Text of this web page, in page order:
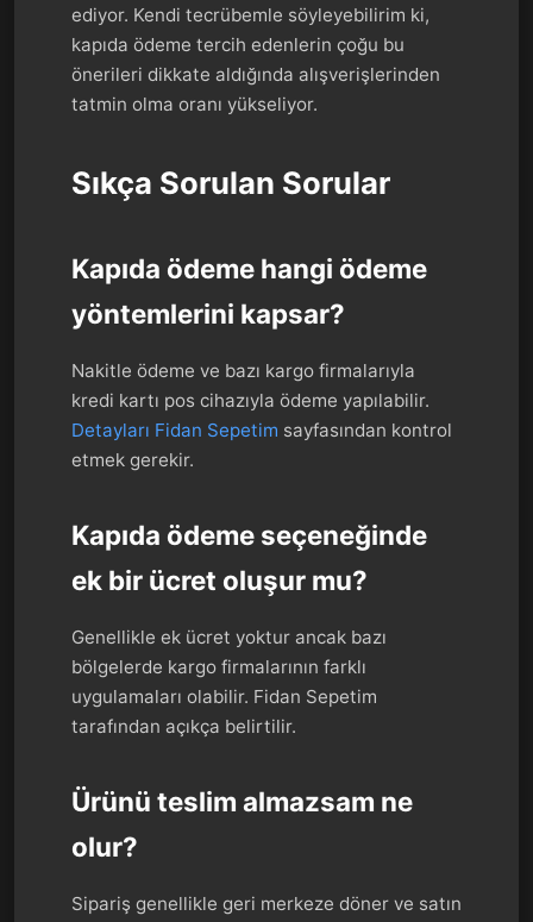
ediyor. Kendi tecrübemle söyleyebilirim ki,
kapıda ödeme tercih edenlerin çoğu bu
önerileri dikkate aldığında alışverişlerinden
tatmin olma oranı yükseliyor.
Sıkça Sorulan Sorular
Kapıda ödeme hangi ödeme
yöntemlerini kapsar?
Nakitle ödeme ve bazı kargo firmalarıyla
kredi kartı pos cihazıyla ödeme yapılabilir.
Detayları Fidan Sepetim sayfasından kontrol
etmek gerekir.
Kapıda ödeme seçeneğinde
ek bir ücret oluşur mu?
Genellikle ek ücret yoktur ancak bazı
bölgelerde kargo firmalarının farklı
uygulamaları olabilir. Fidan Sepetim
tarafından açıkça belirtilir.
Ürünü teslim almazsam ne
olur?
Sipariş genellikle geri merkeze döner ve satın